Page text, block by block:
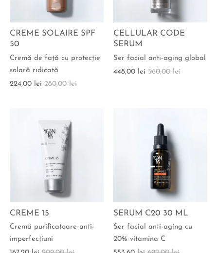
CREME SOLAIRE SPF
50
Cremă de faţă cu protecţie
solară ridicată
224,00 lei 280,00 lei
CELLULAR CODE
SERUM
Ser facial anti-aging global
448,00 lei 560,00 lei
CREME 15
Cremă purificatoare anti-
imperfecţiuni
SERUM C20 30 ML
Ser facial anti-aging cu
20% vitamina C